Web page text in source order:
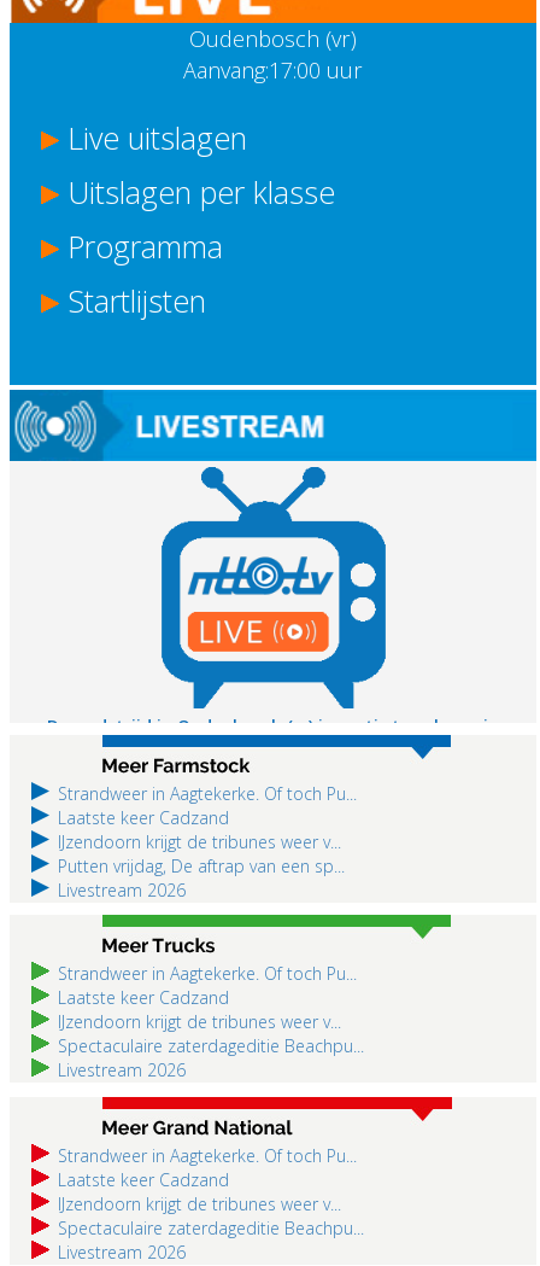
Oudenbosch (vr)
Aanvang:17:00 uur
Live uitslagen
Uitslagen per klasse
Programma
Startlijsten
Volg de wedstrijd
KLIK HIER
De wedstrijd in Oudenbosch (vr) is gratis te volgen via
www.ntto.tv.
KIJK HIER
Strandweer in Aagtekerke. Of toch Pu...
Laatste keer Cadzand
IJzendoorn krijgt de tribunes weer v...
Putten vrijdag, De aftrap van een sp...
Livestream 2026
Strandweer in Aagtekerke. Of toch Pu...
Laatste keer Cadzand
IJzendoorn krijgt de tribunes weer v...
Spectaculaire zaterdageditie Beachpu...
Livestream 2026
Strandweer in Aagtekerke. Of toch Pu...
Laatste keer Cadzand
IJzendoorn krijgt de tribunes weer v...
Spectaculaire zaterdageditie Beachpu...
Livestream 2026